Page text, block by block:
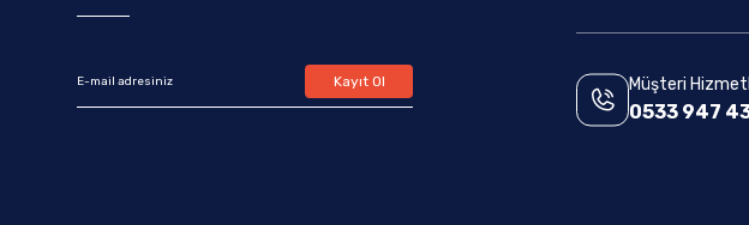
Kayıt Ol Müşteri
0533 947